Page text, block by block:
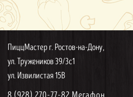
ПиццМастер г. Ростов-на-Дону,
ул. Тружеников 39/3с1
ул. Извилистая 15В